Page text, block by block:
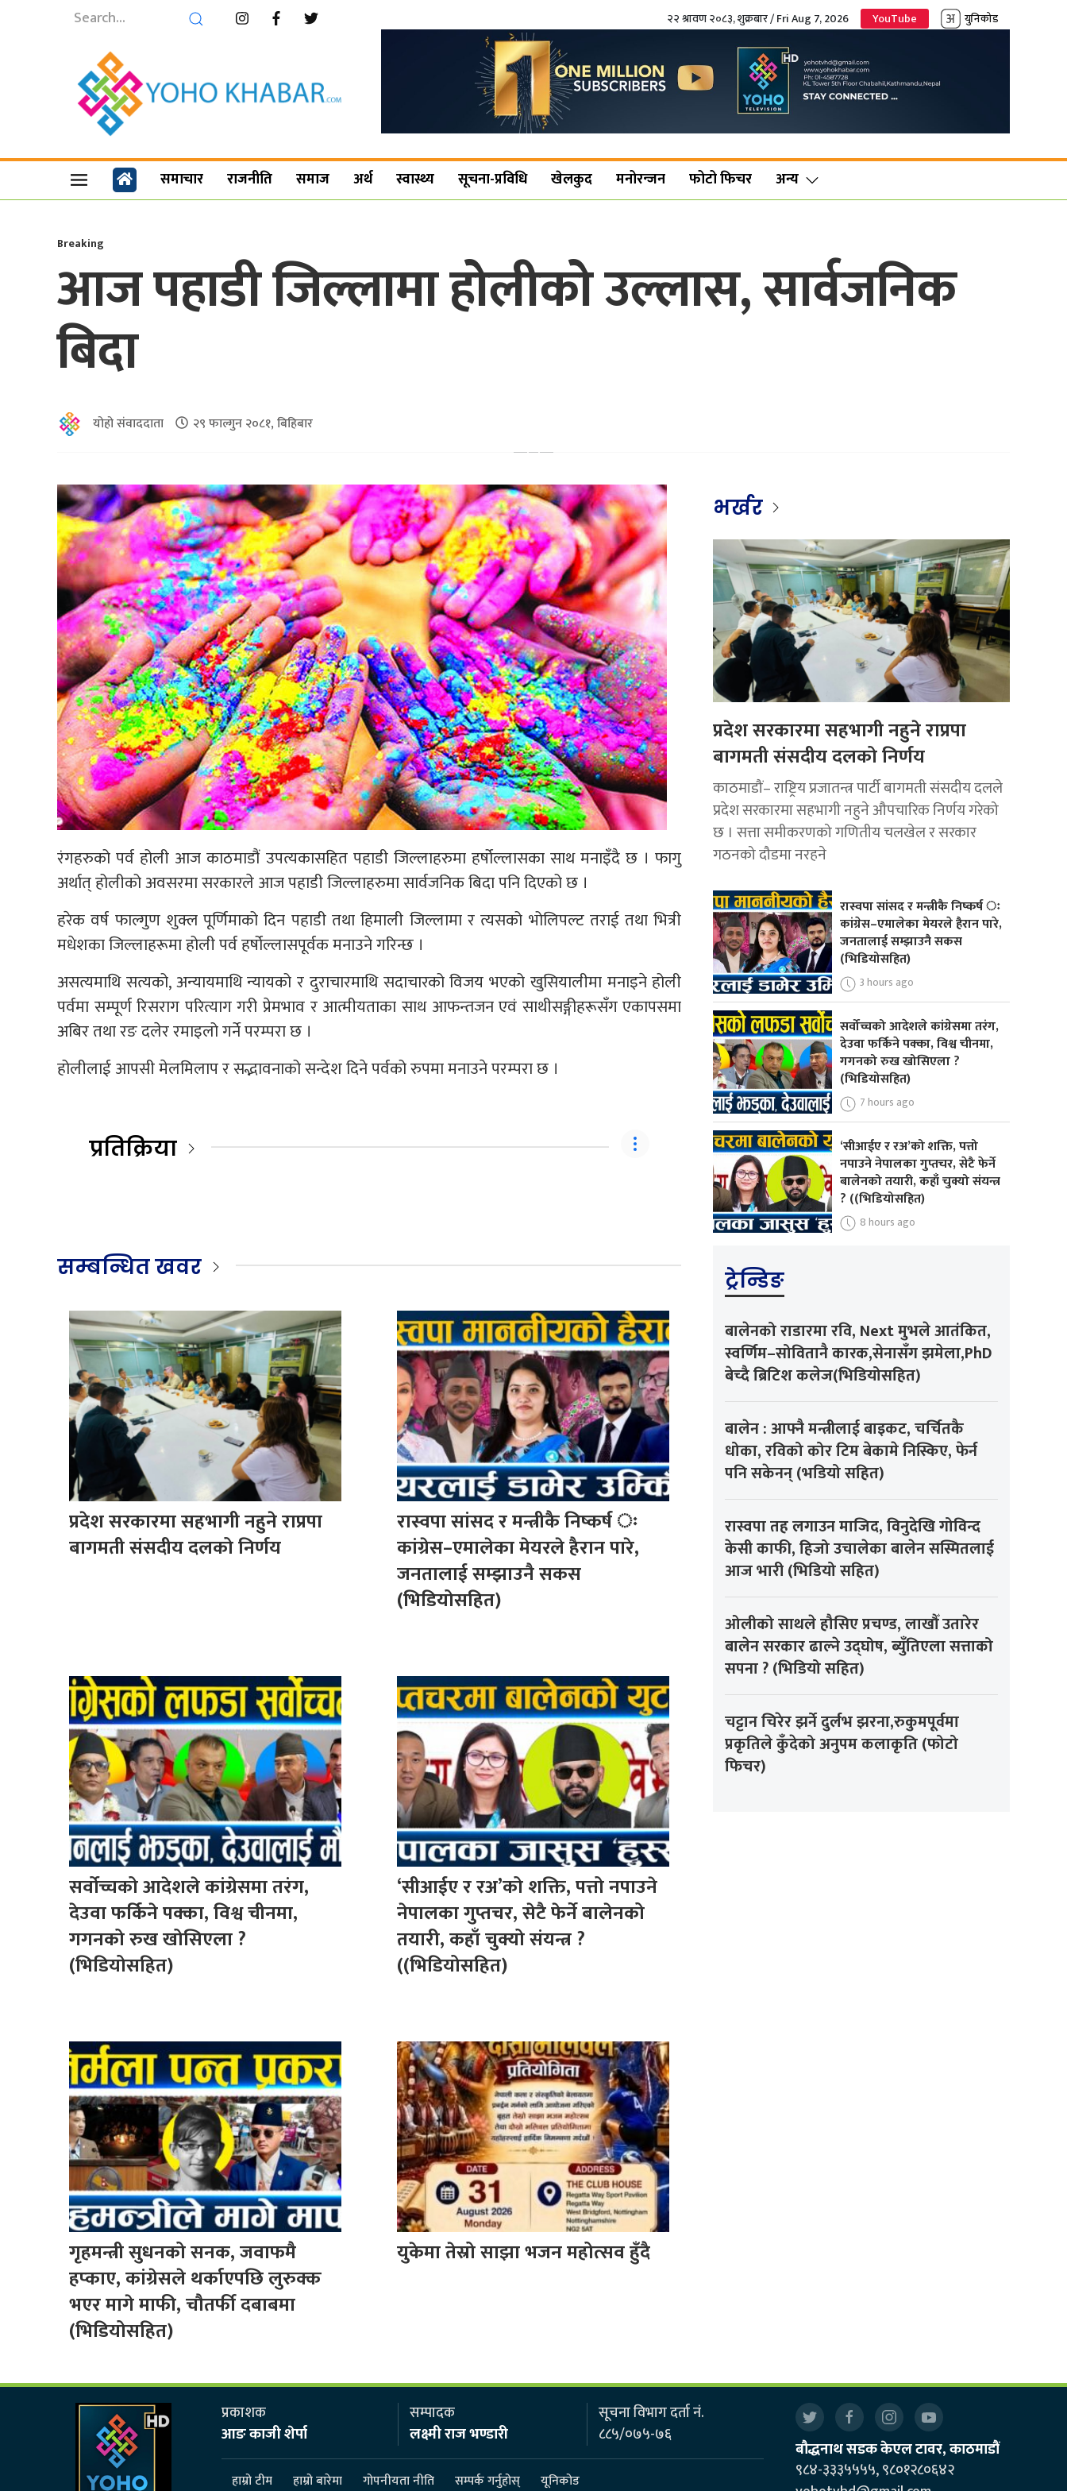
२२ श्रावण २०८३, शुक्रबार / Fri Aug 7, 2026 YouTube युनिकोड
समाचार राजनीति समाज अर्थ स्वास्थ्य सूचना-प्रविधि खेलकुद मनोरन्जन फोटो फिचर अन्य
Breaking
आज पहाडी जिल्लामा होलीको उल्लास, सार्वजनिक
बिदा
योहो संवाददाता २९ फाल्गुन २०८१, बिहिबार
रंगहरुको पर्व होली आज काठमाडौं उपत्यकासहित पहाडी जिल्लाहरुमा हर्षोल्लासका साथ मनाइँदै छ । फागु
अर्थात् होलीको अवसरमा सरकारले आज पहाडी जिल्लाहरुमा सार्वजनिक बिदा पनि दिएको छ ।
हरेक वर्ष फाल्गुण शुक्ल पूर्णिमाको दिन पहाडी तथा हिमाली जिल्लामा र त्यसको भोलिपल्ट तराई तथा भित्री
मधेशका जिल्लाहरूमा होली पर्व हर्षोल्लासपूर्वक मनाउने गरिन्छ ।
असत्यमाथि सत्यको, अन्यायमाथि न्यायको र दुराचारमाथि सदाचारको विजय भएको खुसियालीमा मनाइने होली
पर्वमा सम्पूर्ण रिसराग परित्याग गरी प्रेमभाव र आत्मीयताका साथ आफन्तजन एवं साथीसङ्गीहरूसँग एकापसमा
अबिर तथा रङ दलेर रमाइलो गर्ने परम्परा छ ।
होलीलाई आपसी मेलमिलाप र सद्भावनाको सन्देश दिने पर्वको रुपमा मनाउने परम्परा छ ।
प्रतिक्रिया
सम्बन्धित खवर
प्रदेश सरकारमा सहभागी नहुने राप्रपा
बागमती संसदीय दलको निर्णय
रास्वपा सांसद र मन्त्रीकै निष्कर्ष ः
कांग्रेस–एमालेका मेयरले हैरान पारे,
जनतालाई सम्झाउनै सकस
(भिडियोसहित)
सर्वोच्चको आदेशले कांग्रेसमा तरंग,
देउवा फर्किने पक्का, विश्व चीनमा,
गगनको रुख खोसिएला ?
(भिडियोसहित)
‘सीआईए र रअ’को शक्ति, पत्तो नपाउने
नेपालका गुप्तचर, सेटै फेर्ने बालेनको
तयारी, कहाँ चुक्यो संयन्त्र ?
((भिडियोसहित)
गृहमन्त्री सुधनको सनक, जवाफमै
हप्काए, कांग्रेसले थर्काएपछि लुरुक्क
भएर मागे माफी, चौतर्फी दबाबमा
(भिडियोसहित)
युकेमा तेस्रो साझा भजन महोत्सव हुँदै
भर्खर
प्रदेश सरकारमा सहभागी नहुने राप्रपा
बागमती संसदीय दलको निर्णय
काठमाडौं– राष्ट्रिय प्रजातन्त्र पार्टी बागमती संसदीय दलले
प्रदेश सरकारमा सहभागी नहुने औपचारिक निर्णय गरेको
छ । सत्ता समीकरणको गणितीय चलखेल र सरकार
गठनको दौडमा नरहने
रास्वपा सांसद र मन्त्रीकै निष्कर्ष ः
कांग्रेस–एमालेका मेयरले हैरान पारे,
जनतालाई सम्झाउनै सकस
(भिडियोसहित)
3 hours ago
सर्वोच्चको आदेशले कांग्रेसमा तरंग,
देउवा फर्किने पक्का, विश्व चीनमा,
गगनको रुख खोसिएला ?
(भिडियोसहित)
7 hours ago
‘सीआईए र रअ’को शक्ति, पत्तो
नपाउने नेपालका गुप्तचर, सेटै फेर्ने
बालेनको तयारी, कहाँ चुक्यो संयन्त्र
? ((भिडियोसहित)
8 hours ago
ट्रेन्डिङ
बालेनको राडारमा रवि, Next मुभले आतंकित,
स्वर्णिम–सोवितानै कारक,सेनासँग झमेला,PhD
बेच्दै ब्रिटिश कलेज(भिडियोसहित)
बालेन : आफ्नै मन्त्रीलाई बाइकट, चर्चितकै
धोका, रविको कोर टिम बेकामे निस्किए, फेर्न
पनि सकेनन् (भडियो सहित)
रास्वपा तह लगाउन माजिद, विनुदेखि गोविन्द
केसी काफी, हिजो उचालेका बालेन सस्मितलाई
आज भारी (भिडियो सहित)
ओलीको साथले हौसिए प्रचण्ड, लाखौँ उतारेर
बालेन सरकार ढाल्ने उद्घोष, ब्युँतिएला सत्ताको
सपना ? (भिडियो सहित)
चट्टान चिरेर झर्ने दुर्लभ झरना,रुकुमपूर्वमा
प्रकृतिले कुँदेको अनुपम कलाकृति (फोटो
फिचर)
प्रकाशक
आङ काजी शेर्पा
सम्पादक
लक्ष्मी राज भण्डारी
सूचना विभाग दर्ता नं.
८८५/०७५-७६
हाम्रो टीम हाम्रो बारेमा गोपनीयता नीति सम्पर्क गर्नुहोस् यूनिकोड
बौद्धनाथ सडक केएल टावर, काठमाडौं
९८४-३३३५५५५, ९८०१२८०६४२